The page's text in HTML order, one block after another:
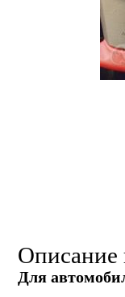
Описание
Для